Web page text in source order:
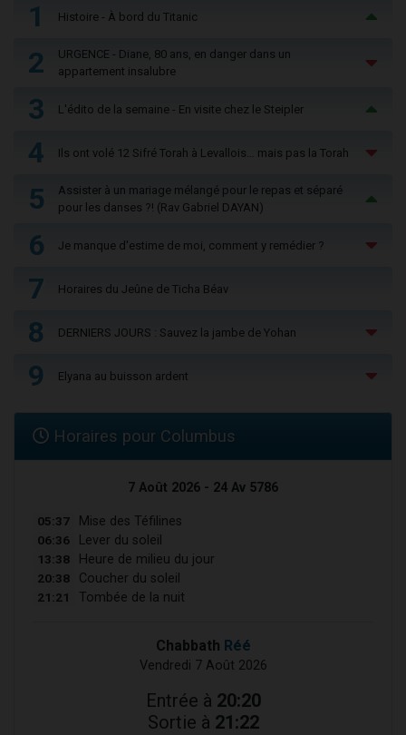
1 Histoire - À bord du Titanic
2
URGENCE - Diane, 80 ans, en danger dans un
appartement insalubre
3 L'édito de la semaine - En visite chez le Steipler
4 Ils ont volé 12 Sifré Torah à Levallois… mais pas la Torah
5
Assister à un mariage mélangé pour le repas et séparé
pour les danses ?! (Rav Gabriel DAYAN)
6 Je manque d'estime de moi, comment y remédier ?
7 Horaires du Jeûne de Ticha Béav
8 DERNIERS JOURS : Sauvez la jambe de Yohan
9 Elyana au buisson ardent
Horaires pour Columbus
7 Août 2026 - 24 Av 5786
05:37 Mise des Téfilines
06:36 Lever du soleil
13:38 Heure de milieu du jour
20:38 Coucher du soleil
21:21 Tombée de la nuit
Chabbath Réé
Vendredi 7 Août 2026
Entrée à 20:20
Sortie à 21:22